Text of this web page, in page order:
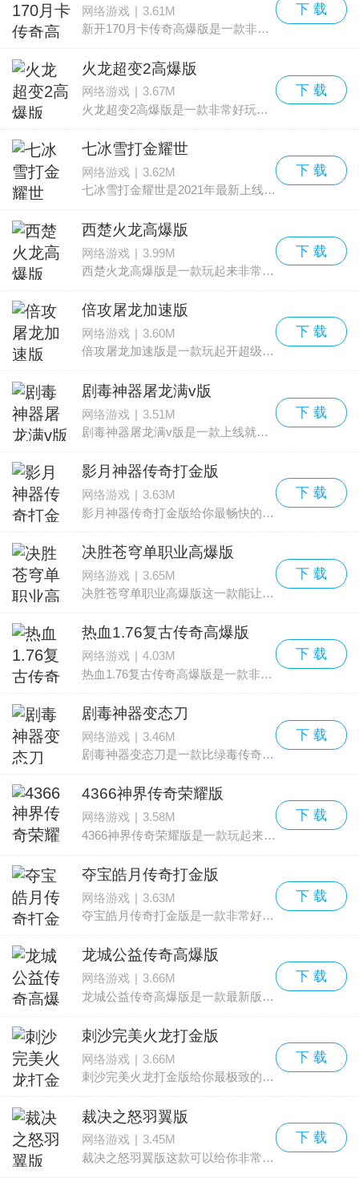
网络游戏 | 3.61M
新开170月卡传奇高爆版是一款非常好玩的传奇类游戏，玩家们将要在这里感受超爽的游戏体验，现在上线就能获得很过很多的礼包，游戏方面经典还原170版本，并且加快了战斗节奏更适合在
下 载
火龙超变2高爆版
网络游戏
3.67M
火龙超变2高爆版是一款非常好玩的热血传奇游戏，在这款传奇游戏中，你可以享受到各种刺激的对战格斗，还有很多的各种玩法都是可以体验到热血传奇的，总之这款游戏福利超多，经典玩法
下 载
七冰雪打金耀世
网络游戏 | 3.62M
七冰雪打金耀世是2021年最新上线的传奇手游这款游戏玩起来还是非常不错的，有着很多的福利可以直接领取，并且每天签到也能够领取豪礼，喜欢这种游戏的玩家们赶快来点击下载按钮体
下 载
西楚火龙高爆版
网络游戏 | 3.99M
西楚火龙高爆版是一款玩起来非常爽快的传奇类游戏，这款游戏中有着超级多的福利内容，玩家们能够在这里轻松的玩爽，并且还带来了高爆的福利，这一点还是很不错的，喜欢玩传奇的玩家们
下 载
倍攻屠龙加速版
网络游戏 | 3.60M
倍攻屠龙加速版是一款玩起开超级爽快的热血传奇游戏中玩家们能够在这里感受最为热血的对决挑战，并且还有超级热血的战斗，游戏福利很多，趣味性也是超强，喜欢玩传奇的小伙伴们快来
下 载
剧毒神器屠龙满v版
网络游戏 | 3.51M
剧毒神器屠龙满v版是一款上线就送你剧毒屠龙神器的传奇游戏，在这里也可以使用各种剧毒的屠龙刀进行打怪，一刀就能冻独百分比扣血，非常刺激，想要更多的神器就来下载这款游戏，领取
下 载
影月神器传奇打金版
网络游戏 | 3.63M
影月神器传奇打金版给你最畅快的打金传奇体验打金是什么？就是通过爆装备进行售卖，获得元宝和积分的一种玩法。这款游戏，将这种玩法发挥到了极致装备高价保值，让每一位喜欢打金的
下 载
决胜苍穹单职业高爆版
网络游戏 | 3.65M
决胜苍穹单职业高爆版这一款能让你体验各种高爆独立游戏的传奇，这款传奇游戏可以给你超爽的战斗体验。上线就能给你超多的变态体验才能升级更快更方便还有机会参加活动领取现
下 载
热血1.76复古传奇高爆版
网络游戏 | 4.03M
热血1.76复古传奇高爆版是一款非常热门的传奇手游，有着超级经典的战法道三职业设定，并且已经加入了高爆福利，绝对能够让大家玩爽，喜欢传奇游戏的玩家们一定不能错过这款非常好玩
下 载
剧毒神器变态刀
网络游戏 | 3.46M
剧毒神器变态刀是一款比绿毒传奇更加爽快的游戏，玩家上线就能获得紫毒戒指，并且还有很多的礼包能够获得，喜欢传奇的玩家们一定不能错过，并且支持装备回收，还能自由交易，是一款为数
下 载
4366神界传奇荣耀版
网络游戏 | 3.58M
4366神界传奇荣耀版是一款玩起来超赞的高爆传奇游戏，玩家们能够在这里感受超棒的复古画面，并且还能自动挂机，游戏中有着超酷的战斗场面，玩起来相当爽快，现在下载游戏创建角色就能
下 载
夺宝皓月传奇打金版
网络游戏 | 3.63M
夺宝皓月传奇打金版是一款非常好玩的传奇夺宝的游戏，这款传奇夺宝的游戏可以让你获得非常多的宝藏，元宝可以让你获得更多的极品时装哦，心动不如行动，快来下载体验吧。
下 载
龙城公益传奇高爆版
网络游戏 | 3.66M
龙城公益传奇高爆版是一款最新版本的传奇游戏，融入了很多全新的元素，并且加上了高爆修改，让玩家们能够感受超级爽快的游戏体验，并且整体的趣味性也是非常不错的，还有大量的高难度
下 载
刺沙完美火龙打金版
网络游戏 | 3.66M
刺沙完美火龙打金版给你最极致的打金体验，喜欢打金的朋友们一定不能错过这款刺沙完美火龙打金版的传奇游戏哦，这里打金非常舒适，不肝不氪，轻松获得千万元宝，上亿战力。
下 载
裁决之怒羽翼版
网络游戏 | 3.45M
裁决之怒羽翼版这款可以给你非常炫酷翅膀的游戏，这款游戏可以让你畅玩更多的羽翼传奇世界，在这里新手也能获得很多的福利礼包，甚至还有9天羽翼时装套装送给你，外形非常的霸气炫
下 载